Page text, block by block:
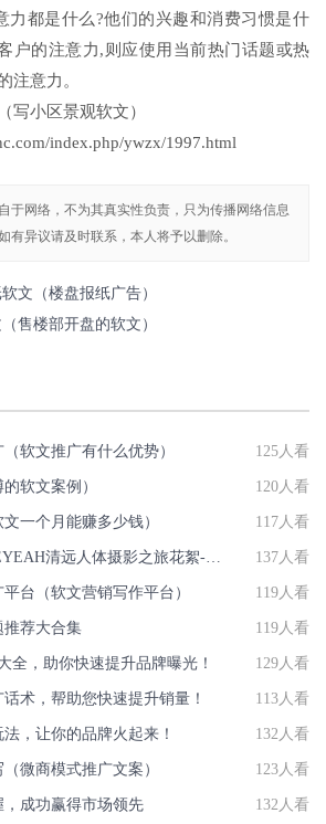
力都是什么?他们的兴趣和消费习惯是什
户的注意力,则应使用当前热门话题或热
注意力。
写小区景观软文）
index.php/ywzx/1997.html
于网络，不为其真实性负责，只为传播网络信息
有异议请及时联系，本人将予以删除。
文（楼盘报纸广告）
售楼部开盘的软文）
软文推广有什么优势） 125人看
软文案例） 120人看
一个月能赚多少钱） 117人看
原创seo（[原创]SEEYEAH清远人体摄影之旅花絮---人像拍摄） 137人看
台（软文营销写作平台） 119人看
推荐大合集 119人看
全，助你快速提升品牌曝光！ 129人看
术，帮助您快速提升销量！ 113人看
，让你的品牌火起来！ 132人看
微商模式推广文案） 123人看
，成功赢得市场领先 132人看